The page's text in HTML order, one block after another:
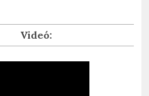
Videó: